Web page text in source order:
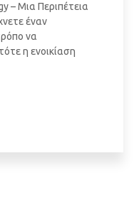
– Μια Περιπέτεια
έναν
να
η ενοικίαση